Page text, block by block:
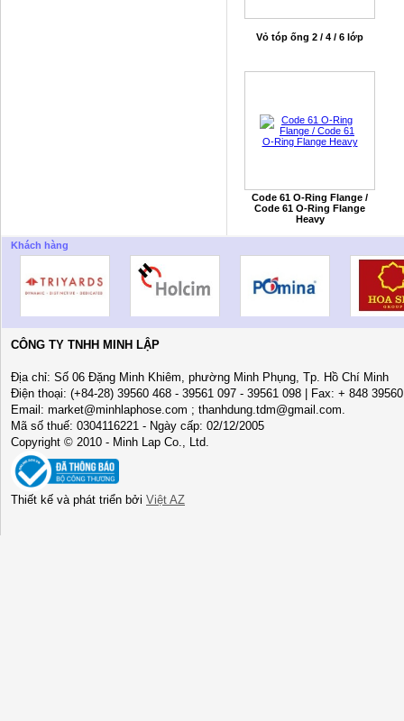
Vỏ tóp ống 2 / 4 / 6 lớp
Code 61 O-Ring Flange /
Code 61 O-Ring Flange
Heavy
Khách hàng
CÔNG TY TNHH MINH LẬP
Địa chỉ: Số 06 Đặng Minh Khiêm, phường Minh Phụng, Tp. Hồ Chí Minh
Điện thoại: (+84-28) 39560 468 - 39561 097 - 39561 098 | Fax: + 848
Email: market@minhlaphose.com ; thanhdung.tdm@gmail.com.
Mã số thuế: 0304116221 - Ngày cấp: 02/12/2005
Copyright © 2010 - Minh Lap Co., Ltd.
Thiết kế và phát triển bởi Việt AZ